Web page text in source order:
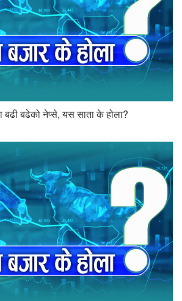
बढी बढेको नेप्से, यस साता के होला?